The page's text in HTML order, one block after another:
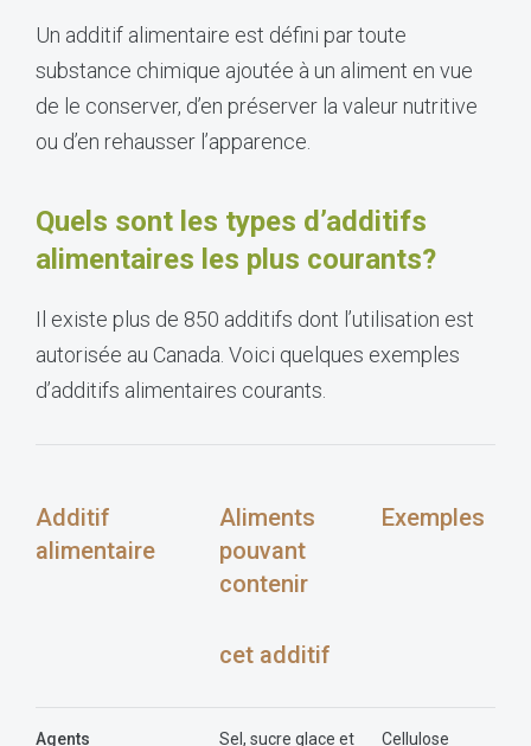
Un additif alimentaire est défini par toute
substance chimique ajoutée à un aliment en vue
de le conserver, d’en préserver la valeur nutritive
ou d’en rehausser l’apparence.
Quels sont les types d’additifs
alimentaires les plus courants?
Il existe plus de 850 additifs dont l’utilisation est
autorisée au Canada. Voici quelques exemples
d’additifs alimentaires courants.
Additif
alimentaire
Aliments
pouvant
contenir
cet additif
Exemples
Agents
Sel, sucre glace et
Cellulose